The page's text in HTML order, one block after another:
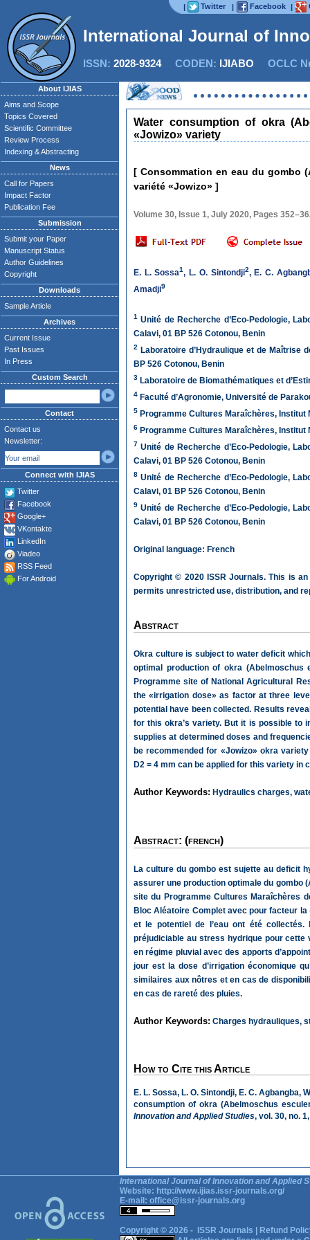
| Twitter | Facebook |
International Journal of
ISSN: 2028-9324CODEN: IJIABO OCLC
About IJIAS
Aims and Scope
Topics Covered
Scientific Committee
Review Process
Indexing & Abstracting
News
Call for Papers
Impact Factor
Publication Fee
Submission
Submit your Paper
Manuscript Status
Author Guidelines
Copyright
Downloads
Sample Article
Archives
Current Issue
Past Issues
In Press
Custom Search
Contact
Contact us
Newsletter:
Connect with IJIAS
Twitter
Facebook
Google+
VKontakte
LinkedIn
Viadeo
RSS Feed
For Android
Water consumption of okra
«Jowizo» variety
[ Consommation en eau du gombo
variété «Jowizo» ]
Volume 30, Issue 1, July 2020, Pages
E. L. Sossa1 , L. O. Sintondji2, E. C.
Amadji9
1 Unité de Recherche d’Eco-Pedologie,
Calavi, 01 BP 526 Cotonou, Benin
2
Laboratoire d’Hydraulique et de Maîtrise
BP 526 Cotonou, Benin
3 Laboratoire de Biomathématiques et
4 Faculté d’Agronomie, Université de
5 Programme Cultures Maraîchères, Institut
6 Programme Cultures Maraîchères, Institut
7 Unité de Recherche d’Eco-Pedologie,
Calavi, 01 BP 526 Cotonou, Benin
8 Unité de Recherche d’Eco-Pedologie,
Calavi, 01 BP 526 Cotonou, Benin
9 Unité de Recherche d’Eco-Pedologie,
Calavi, 01 BP 526 Cotonou, Benin
Original language: French
Copyright © 2020 ISSR Journals. This is
permits unrestricted use, distribution, and
Abstract
Okra culture is subject to water deficit
optimal production of okra
Programme site of National Agricultural
the «irrigation dose» as factor at three
potential have been collected. Results
for this okra’s variety. But it is possible to
supplies at determined doses and
be recommended for «Jowizo» okra
D2 = 4 mm can be applied for this variety in
Author Keywords: Hydraulics charges,
Abstract: (french)
La culture du gombo est sujette au deficit
assurer une production optimale du gombo
site du Programme Cultures Maraîchères
Bloc Aléatoire Complet avec pour facteur la
et le potentiel de l’eau ont été
préjudiciable au stress hydrique pour cette
en régime pluvial avec des apports
jour est la dose d’irrigation économique
similaires aux nôtres et en cas de
en cas de rareté des pluies.
Author Keywords: Charges hydrauliques,
How to Cite this Article
E. L. Sossa, L. O. Sintondji, E. C. Agbangba,
consumption of okra (Abelmoschus
Innovation and Applied Studies, vol. 30, no.
International Journal of Innovation and Applied
Website: http://www.ijias.issr-journals.org/
E-mail: office@issr-journals.org
Copyright © 2026 - ISSR Journals
Refund